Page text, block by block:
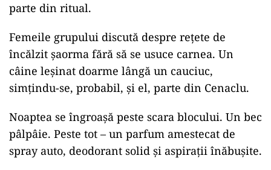
parte din ritual.
Femeile grupului discută despre rețete de
încălzit șaorma fără să se usuce carnea. Un
câine leșinat doarme lângă un cauciuc,
simțindu-se, probabil, și el, parte din Cenaclu.
Noaptea se îngroașă peste scara blocului. Un bec
pâlpâie. Peste tot – un parfum amestecat de
spray auto, deodorant solid și aspirații înăbușite.